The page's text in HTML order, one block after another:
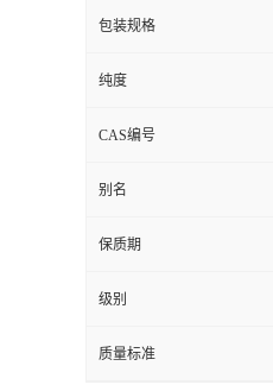
包装规格
纯度
CAS编号
别名
保质期
级别
质量标准